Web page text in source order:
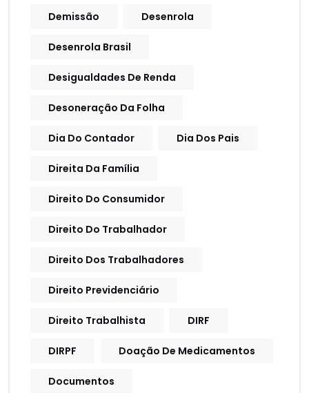
Demissão Desenrola
Desenrola Brasil
Desigualdades De Renda
Desoneração Da Folha
Dia Do Contador Dia Dos Pais
Direita Da Família
Direito Do Consumidor
Direito Do Trabalhador
Direito Dos Trabalhadores
Direito Previdenciário
Direito Trabalhista DIRF
DIRPF Doação De Medicamentos
Documentos